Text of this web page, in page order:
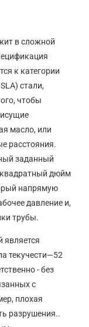
в сложной
к категории
) стали,
чтобы
масло, или
расстояния.
заданный
дюйм
напрямую
давление и,
трубы.
является
текучести—52
- без
с
плохая
разрушения..